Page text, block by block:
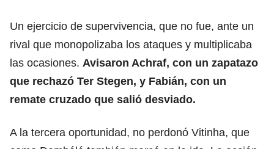
Un ejercicio de supervivencia, que no fue, ante un
rival que monopolizaba los ataques y multiplicaba
las ocasiones. Avisaron Achraf, con un zapatazo
que rechazó Ter Stegen, y Fabián, con un
remate cruzado que salió desviado.
A la tercera oportunidad, no perdonó Vitinha, que